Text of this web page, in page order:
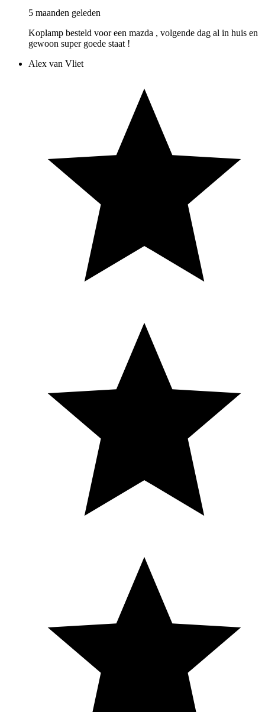
5 maanden geleden
Koplamp besteld voor een mazda , volgende dag al in huis en
gewoon super goede staat !
Alex van Vliet